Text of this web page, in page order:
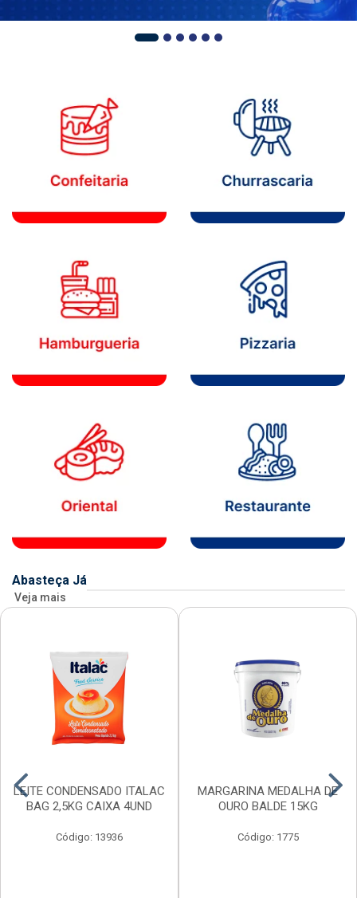
Abasteça Já
Veja mais
LEITE CONDENSADO ITALAC
BAG 2,5KG CAIXA 4UND
Código: 13936
MARGARINA MEDALHA DE
OURO BALDE 15KG
Código: 1775